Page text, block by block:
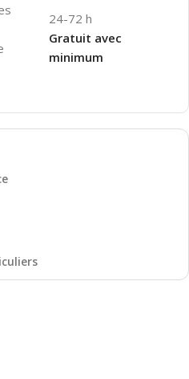
24-72 h
Gratuit avec
minimum